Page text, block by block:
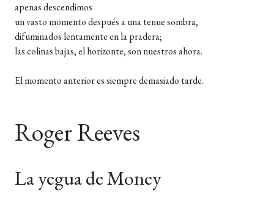
apenas descendimos
un vasto momento después a una tenue sombra,
difuminados lentamente en la pradera;
las colinas bajas, el horizonte, son nuestros ahora.
El momento anterior es siempre demasiado tarde.
Roger Reeves
La yegua de Money